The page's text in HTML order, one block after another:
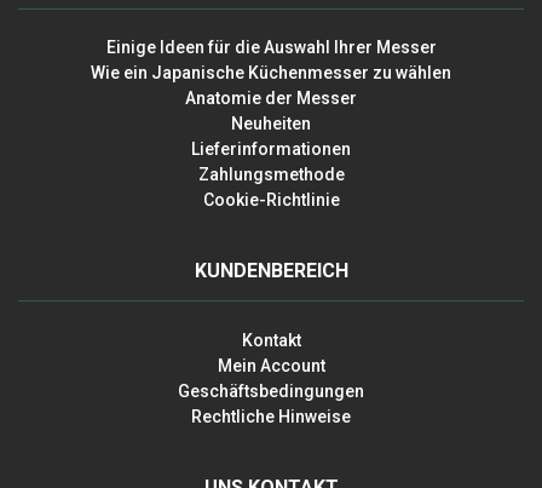
Einige Ideen für die Auswahl Ihrer Messer
Wie ein Japanische Küchenmesser zu wählen
Anatomie der Messer
Neuheiten
Lieferinformationen
Zahlungsmethode
Cookie-Richtlinie
KUNDENBEREICH
Kontakt
Mein Account
Geschäftsbedingungen
Rechtliche Hinweise